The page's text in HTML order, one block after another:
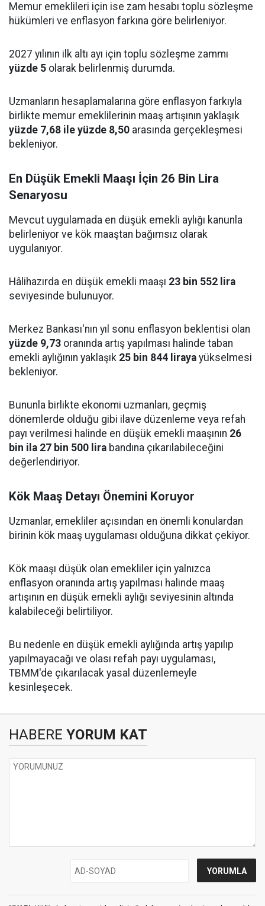
Memur emeklileri için ise zam hesabı toplu sözleşme
hükümleri ve enflasyon farkına göre belirleniyor.
2027 yılının ilk altı ayı için toplu sözleşme zammı
yüzde 5 olarak belirlenmiş durumda.
Uzmanların hesaplamalarına göre enflasyon farkıyla
birlikte memur emeklilerinin maaş artışının yaklaşık
yüzde 7,68 ile yüzde 8,50 arasında gerçekleşmesi
bekleniyor.
En Düşük Emekli Maaşı İçin 26 Bin Lira
Senaryosu
Mevcut uygulamada en düşük emekli aylığı kanunla
belirleniyor ve kök maaştan bağımsız olarak
uygulanıyor.
Hâlihazırda en düşük emekli maaşı 23 bin 552 lira
seviyesinde bulunuyor.
Merkez Bankası'nın yıl sonu enflasyon beklentisi olan
yüzde 9,73 oranında artış yapılması halinde taban
emekli aylığının yaklaşık 25 bin 844 liraya yükselmesi
bekleniyor.
Bununla birlikte ekonomi uzmanları, geçmiş
dönemlerde olduğu gibi ilave düzenleme veya refah
payı verilmesi halinde en düşük emekli maaşının 26
bin ila 27 bin 500 lira bandına çıkarılabileceğini
değerlendiriyor.
Kök Maaş Detayı Önemini Koruyor
Uzmanlar, emekliler açısından en önemli konulardan
birinin kök maaş uygulaması olduğuna dikkat çekiyor.
Kök maaşı düşük olan emekliler için yalnızca
enflasyon oranında artış yapılması halinde maaş
artışının en düşük emekli aylığı seviyesinin altında
kalabileceği belirtiliyor.
Bu nedenle en düşük emekli aylığında artış yapılıp
yapılmayacağı ve olası refah payı uygulaması,
TBMM'de çıkarılacak yasal düzenlemeyle
kesinleşecek.
HABERE YORUM KAT